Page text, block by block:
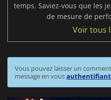
temps. Saviez-vous que les
de mesure de
Voir tous
Vous pouvez laisser un
message en vousauthentifiant